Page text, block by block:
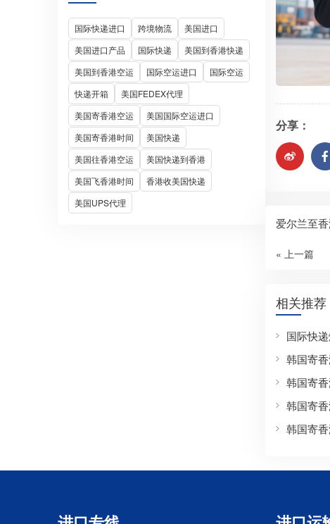
国际快递进口 跨境物流
美国进口
美国进口产品
国际快递
美国到香港快递
美国到香港空运
国际空运进口
国际空运
快递开箱
美国FEDEX代理
美国寄香港空运
美国国际空运进口
美国寄香港时间
美国快递
美国往香港空运
美国快递到香港
美国飞香港时间
香港收美国快递
美国UPS代理
分享：
爱尔兰至
« 上一篇
相关推荐
国际快
韩国寄
韩国寄
韩国寄
韩国寄